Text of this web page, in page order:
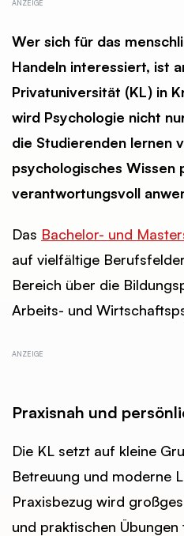
Wer sich für das
Handeln interessiert, ist
Privatuniversität (KL) in
wird Psychologie nicht
die Studierenden lernen
psychologisches Wissen
verantwortungsvoll
Das Bachelor- und
auf vielfältige
Bereich über die
Arbeits- und
Praxisnah und
Die KL setzt auf kleine
Betreuung und moderne
Praxisbezug wird
und praktischen